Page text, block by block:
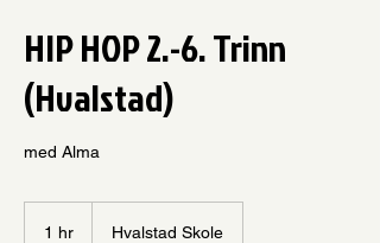
HIP HOP 2.-6. Trinn
(Hvalstad)
med Alma
1 hr Hvalstad Skole